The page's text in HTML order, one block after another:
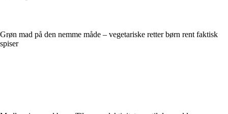
Grøn mad på den nemme måde – vegetariske retter børn rent faktisk
spiser